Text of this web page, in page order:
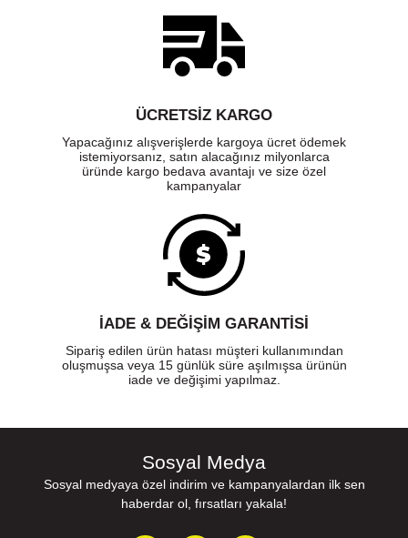
ÜCRETSIZ KARGO
Yapacağınız alışverişlerde kargoya ücret ödemek
istemiyorsanız, satın alacağınız milyonlarca
üründe kargo bedava avantajı ve size özel
kampanyalar
İADE & DEĞİŞİM GARANTİSİ
Sipariş edilen ürün hatası müşteri kullanımından
oluşmuşsa veya 15 günlük süre aşılmışsa ürünün
iade ve değişimi yapılmaz.
Sosyal Medya
Sosyal medyaya özel indirim ve kampanyalardan ilk sen
haberdar ol, fırsatları yakala!